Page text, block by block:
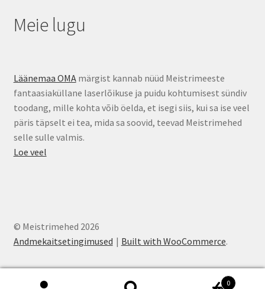
Meie lugu
Läänemaa OMAmärgist kannab nüüd Meistrimeeste
fantaasiaküllane laserlõikuse ja puidu kohtumisest sündiv
toodang, mille kohta võib öelda, et isegi siis, kui sa ise veel
päris täpselt ei tea, mida sa soovid, teevad Meistrimehed
selle sulle valmis.
Loe veel
© Meistrimehed 2026
Andmekaitsetingimused
Built with WooCommerce.
0